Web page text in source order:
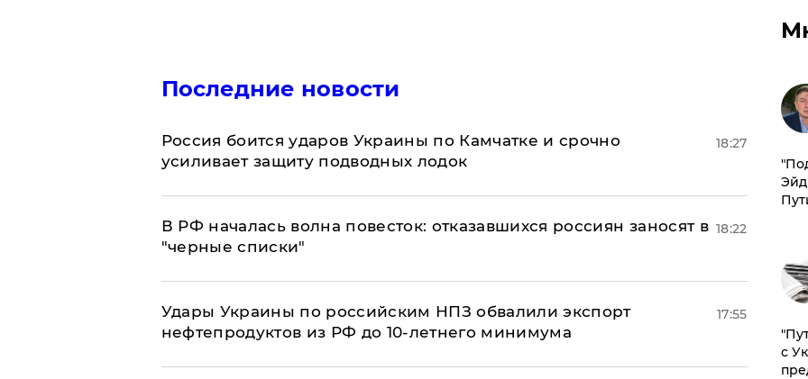
Последние новости
Россия боится ударов Украины по Камчатке и срочно
усиливает защиту подводных лодок
18:27
​В РФ началась волна повесток: отказавшихся россиян заносят в
"черные списки"
18:22
Удары Украины по российским НПЗ обвалили экспорт
нефтепродуктов из РФ до 10-летнего минимума
17:55
с